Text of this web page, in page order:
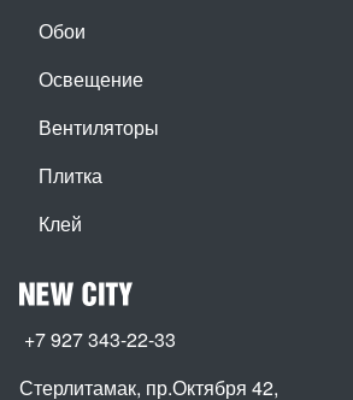
Обои
Освещение
Вентиляторы
Плитка
Клей
+7 927 343-22-33
Стерлитамак, пр.Октября 42,